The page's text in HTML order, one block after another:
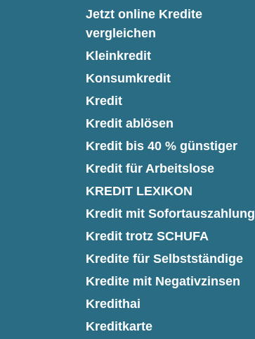
Jetzt online Kredite
vergleichen
Kleinkredit
Konsumkredit
Kredit
Kredit ablösen
Kredit bis 40 % günstiger
Kredit für Arbeitslose
KREDIT LEXIKON
Kredit mit Sofortauszahlung
Kredit trotz SCHUFA
Kredite für Selbstständige
Kredite mit Negativzinsen
Kredithai
Kreditkarte